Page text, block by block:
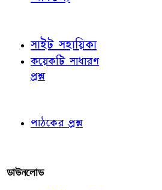
সাইট সহায়িকা
কয়েকটি সাধারণ
প্রশ্ন
পাঠকের প্রশ্ন
ডাউনলোড